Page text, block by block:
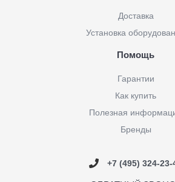
Доставка
Установка
Помощь
Гарантии
Как купить
Полезная
Бренды
+7 (495) 324-23-